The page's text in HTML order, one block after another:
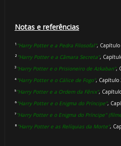
Notas e referências
¹ "Harry Potter e a Pedra Filosofal",
² "Harry Potter e a Câmara Secreta",
³"Harry Potter e o Prisioneiro de Azkaban",
⁴"Harry Potter e o Cálice de Fogo", Capítulo
⁵"Harry Potter e a Ordem da Fênix",
⁶"Harry Potter e o Enigma do Príncipe",
⁷"Harry Potter e o Enigma do Príncipe"
⁸ "Harry Potter e as Relíquias da Morte",